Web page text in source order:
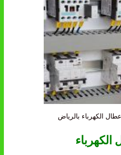
الكهرباء بالرياض